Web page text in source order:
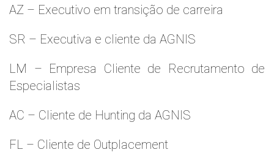
AZ – Executivo em transição de carreira
SR – Executiva e cliente da AGNIS
LM – Empresa Cliente de Recrutamento de
Especialistas
AC – Cliente de Hunting da AGNIS
FL – Cliente de Outplacement